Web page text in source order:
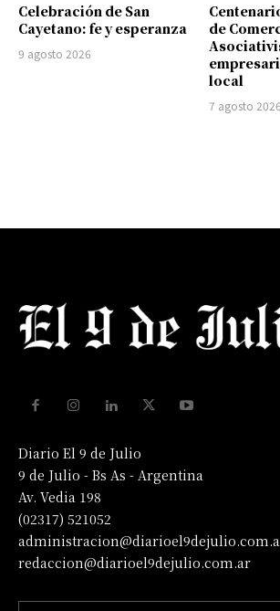
Celebración de San
Cayetano: fe y esperanza
9 agosto 2026
de
local
7 agosto 2026
Diario El 9 de Julio
9 de Julio - Bs As - Argentina
Av. Vedia 198
(02317) 521052
redaccion@diarioel9dejulio.com.ar